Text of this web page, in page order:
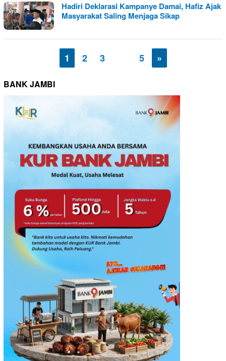
Hadiri Deklarasi Kampanye Damai, Hafiz Ajak
Masyarakat Saling Menjaga Sikap
1 2 3 5 »
BANK JAMBI